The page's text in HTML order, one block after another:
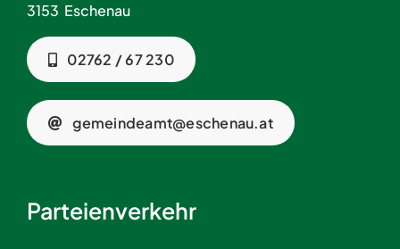
3153 Eschenau
02762 / 67 230
gemeindeamt@eschenau.at
Parteienverkehr